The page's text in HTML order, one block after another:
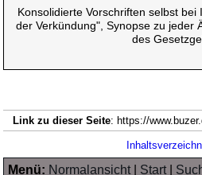
Konsolidierte Vorschriften selbst
der Verkündung", Synopse zu jeder
des
Link zu dieser Seite: https://
Menü: Normalansicht| Start|